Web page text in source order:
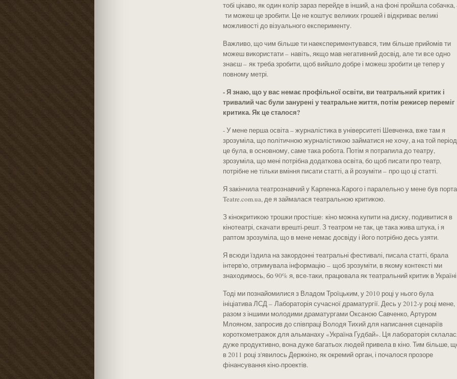
тобі цікаво, як один колір зараз перейде в інший, а на фоні пройшла собачка,
ти можеш це зробити. Це не коштує великих грошей і відкриває великі
можливості до візуального експерименту.
Важливо, що чим більше ти наекспериментувався, тим більше прийомів ти
можеш використати – навіть, якщо мав негативний досвід, але ти все одно
знаєш – як треба зробити, щоб вийшло добре і можеш зробити це тепер у
повному метрі.
- Я знаю, що у вас немає профільної освіти, ви театральний критик і
тривалий час були занурені у театральне життя, потім режисер переміг
критика. Як це сталося?
- У мене перша освіта – журналістика в університеті Шевченка, вже там я
зрозуміла, що політичною журналістикою займатися не хочу, а на той період
це була, в основному, саме така робота. Потім я потрапила до театру,
зрозуміла, що мені потрібна додаткова освіта, бо щоб писати про театр,
потрібне не тільки вміння писати статті, а й розуміти – про що ці статті.
Я закінчила театрознавчий у Карпенка-Карого і паралельно у мене був
Teatre.com.ua, де я займалася театральною критикою.
З кінокритикою трошки простіше: кіно можна купити на диску, подивитися в
кінотеатрі, скачати врешті-решт. З театром не так, це така жива штука, і я
раптом зрозуміла, що в мене немає досвіду і його потрібно десь узяти.
Я всюди їздила на закордонні театральні фестивалі, писала статті, брала
інтерв'ю, отримувала інформацію – щоб зрозуміти, в якому контексті ми
знаходимось, бо 90% я, все-таки, працювала як театральний критик в
Тоді ми познайомилися з Владом Троїцьким, у 2010 році у нього була
ініціатива ЛСД – Лабораторія сучасної драматургії. Десь у 2012-у році мене,
разом з іншими молодими драматургами Оксаною Савченко, Артуром
Млояном, запросив до співпраці Володя Тихий для написання сценаріїв
короткометражок для альманаху «Україна Гудбай». Ця лабораторія
дуже продуктивно, вона дуже багатьох людей привела в кіно. Тим більше,
в 2011 році з'явилось Держкіно, як окремий орган, і почалося прозоре
фінансування кіно-проектів.